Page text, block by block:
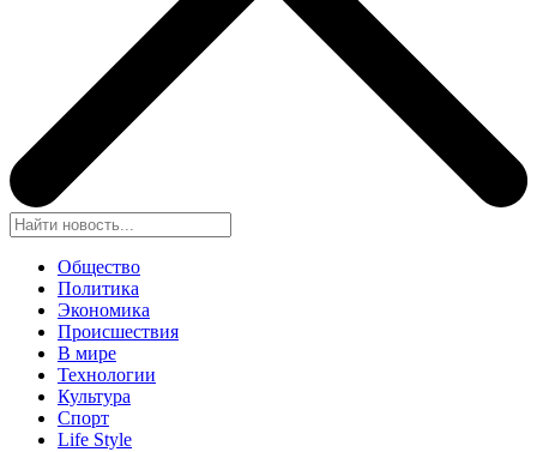
Общество
Политика
Экономика
Происшествия
В мире
Технологии
Культура
Спорт
Life Style